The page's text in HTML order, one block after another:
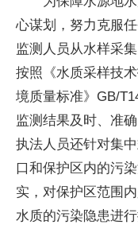
心谋划，努力克服
监测人员从水样采
按照《水质采样技
境质量标准》GB/
监测结果及时、准
执法人员还针对集
口和保护区内的污
实，对保护区范围
水质的污染隐患进